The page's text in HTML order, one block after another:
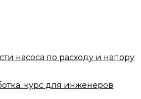
насоса по расходу и напору
курс для инженеров